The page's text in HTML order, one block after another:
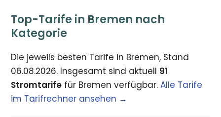
Top-Tarife in Bremen nach
Kategorie
Die jeweils besten Tarife in Bremen, Stand
06.08.2026. Insgesamt sind aktuell 91
Stromtarife für Bremen verfügbar.Alle Tarife
im Tarifrechner ansehen →